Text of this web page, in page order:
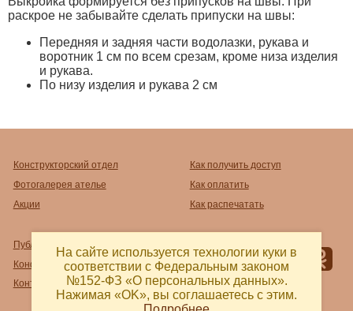
раскрое не забывайте сделать припуски на швы:
Передняя и задняя части водолазки, рукава и
воротник 1 см по всем срезам, кроме низа изделия
и рукава.
По низу изделия и рукава 2 см
Конструкторский отдел
Фотогалерея ателье
Акции
Как получить доступ
Как оплатить
Как распечатать
Публичный договор-оферта
Конфиденциальность
Контакты и реквизиты
На сайте используется технологии куки в
соответствии с Федеральным законом
№152-ФЗ «О персональных данных».
Нажимая «OK», вы соглашаетесь с этим.